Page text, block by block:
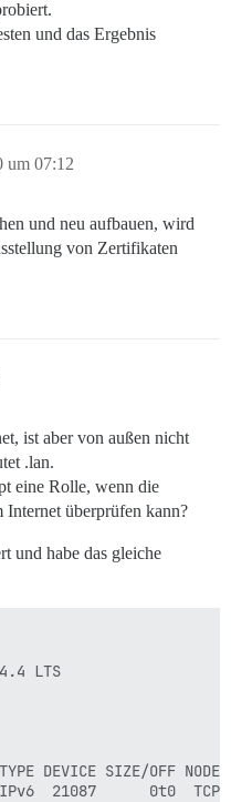
und das Ergebnis
um 07:12
und neu aufbauen, wird
von Zertifikaten
ist aber von außen nicht
.lan.
eine Rolle, wenn die
Internet überprüfen kann?
und habe das gleiche
LTS
DEVICE SIZE/OFF NODE
21087      0t0  TCP